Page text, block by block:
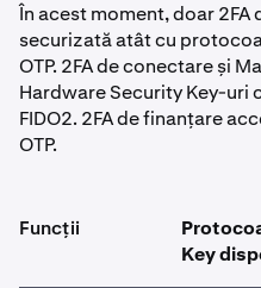
În acest moment, doar
securizată atât cu
OTP. 2FA de conectare și
Hardware Security Key-
FIDO2. 2FA de finanțare
OTP.
Funcții
Key